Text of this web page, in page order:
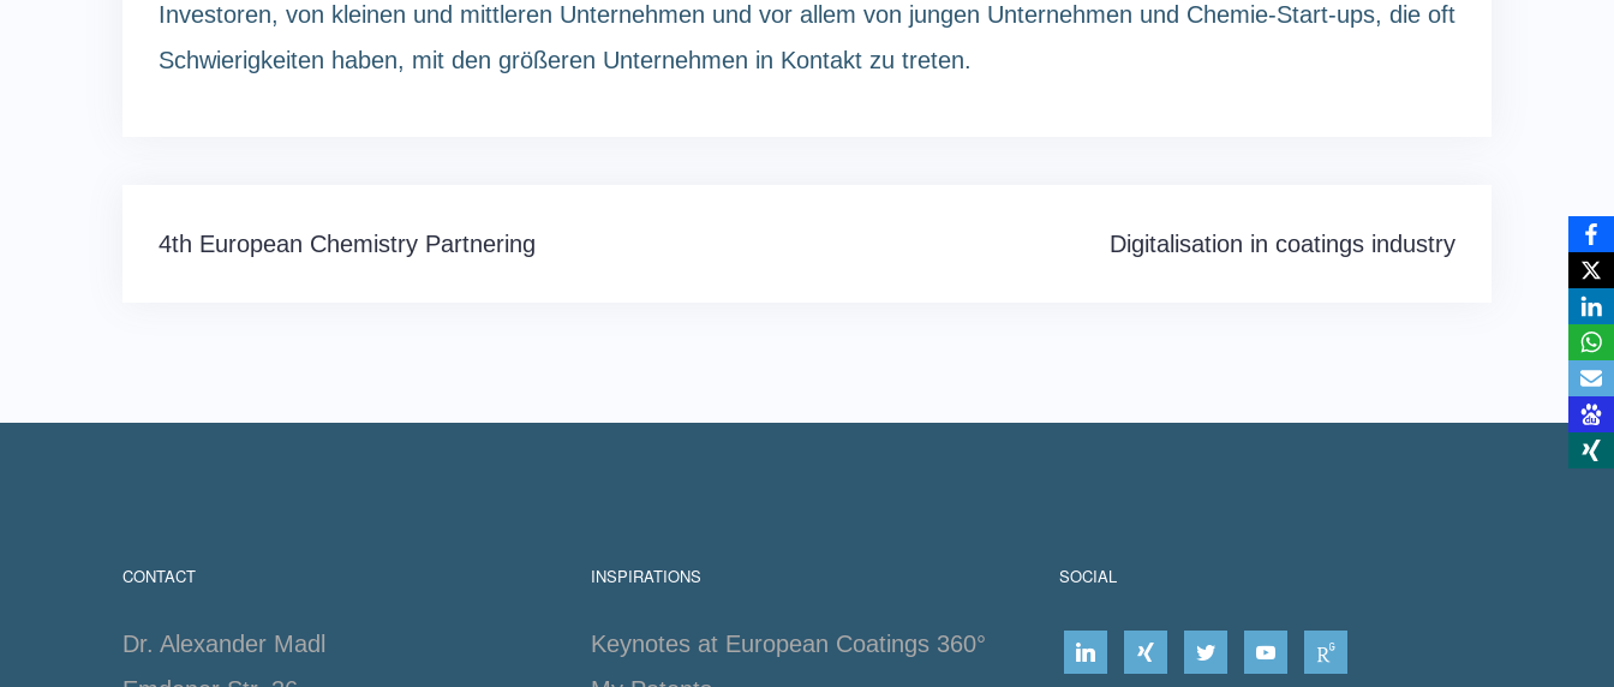
Investoren, von kleinen und mittleren Unternehmen und vor allem von jungen Unternehmen und Chemie-Start-ups, die oft
Schwierigkeiten haben, mit den größeren Unternehmen in Kontakt zu treten.
Post
4th European Chemistry Partnering Digitalisation in coatings industry
CONTACT
Dr. Alexander Madl
INSPIRATIONS
Keynotes at European Coatings 360°
SOCIAL